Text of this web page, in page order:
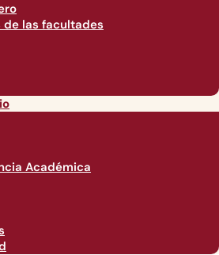
de las facultades
Académica